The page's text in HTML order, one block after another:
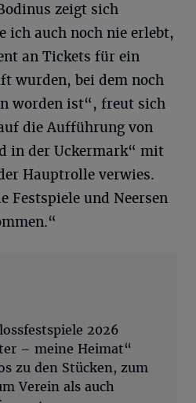
zeigt sich
ich auch noch nie erlebt,
an Tickets für ein
wurden, bei dem noch
worden ist“, freut sich
die Aufführung von
in der Uckermark“ mit
Hauptrolle verwies.
Festspiele und Neersen
2026
– meine Heimat“
zu den Stücken, zum
Verein als auch